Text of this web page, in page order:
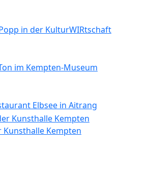
in der KulturWIRtschaft
im Kempten-Museum
Elbsee in Aitrang
Kunsthalle Kempten